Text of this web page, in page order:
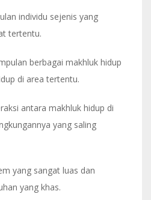
individu sejenis yang
tertentu.
berbagai makhluk hidup
di area tertentu.
antara makhluk hidup di
yang saling
yang sangat luas dan
yang khas.